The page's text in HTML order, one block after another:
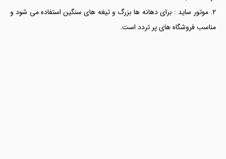
موتور ساید : برای دهانه ها بزرگ و تیغه های سنگین استفاده می شود و
مناسب فروشگاه های پر تردد است.